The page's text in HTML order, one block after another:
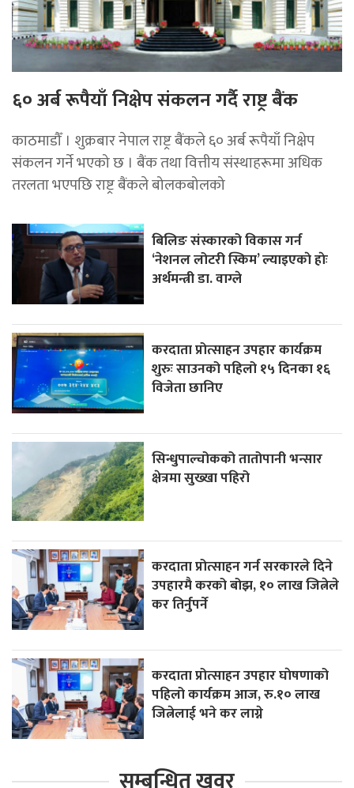
६० अर्ब रूपैयाँ निक्षेप संकलन गर्दै राष्ट्र बैंक
काठमाडौँ । शुक्रबार नेपाल राष्ट्र बैंकले ६० अर्ब रूपैयाँ निक्षेप
संकलन गर्ने भएको छ । बैंक तथा वित्तीय संस्थाहरूमा अधिक
तरलता भएपछि राष्ट्र बैंकले बोलकबोलको
बिलिङ संस्कारको विकास गर्न
‘नेशनल लोटरी स्किम’ ल्याइएकाे हाेः
अर्थमन्त्री डा. वाग्ले
करदाता प्रोत्साहन उपहार कार्यक्रम
शुरुः साउनको पहिलो १५ दिनका १६
विजेता छानिए
सिन्धुपाल्चोकको तातोपानी भन्सार
क्षेत्रमा सुख्खा पहिरो
करदाता प्रोत्साहन गर्न सरकारले दिने
उपहारमै करको बोझ, १० लाख जित्नेले
कर तिर्नुपर्ने
करदाता प्रोत्साहन उपहार घाेषणाको
पहिलो कार्यक्रम आज, रु.१० लाख
जित्नेलाई भने कर लाग्ने